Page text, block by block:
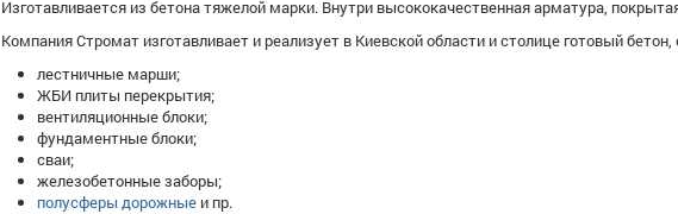
Изготавливается из бетона тяжелой марки. Внутри высококачественная арматура,
Компания Стромат изготавливает и реализует в Киевской области и столице готовый
лестничные марши;
ЖБИ плиты перекрытия;
вентиляционные блоки;
фундаментные блоки;
сваи;
железобетонные заборы;
полусферы дорожные и пр.